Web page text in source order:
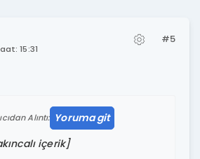
15:31
#5
Alıntı: Yoruma git
içerik]